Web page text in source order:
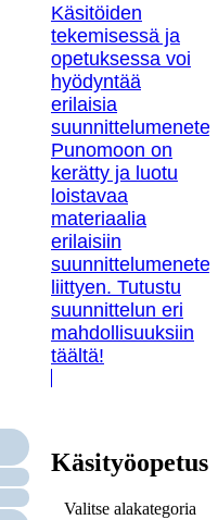
Käsitöiden
tekemisessä ja
opetuksessa voi
hyödyntää
erilaisia
Punomoon on
kerätty ja luotu
loistavaa
materiaalia
erilaisiin
liittyen. Tutustu
suunnittelun eri
mahdollisuuksiin
täältä!
Käsityöopetus
Valitse alakategoria